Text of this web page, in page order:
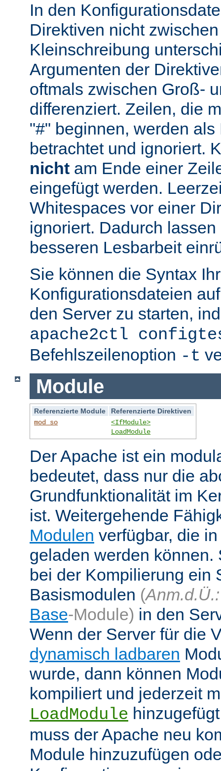
In den
Direktiven nicht
Kleinschreibung
Argumenten der
oftmals zwischen Groß-
differenziert. Zeilen, die
"#" beginnen, werden als
betrachtet und ignoriert.
nicht am Ende einer
eingefügt werden.
Whitespaces vor einer
ignoriert. Dadurch
besseren Lesbarbeit
Sie können die Syntax
Konfigurationsdateien
den Server zu starten,
apache2ctl
Befehlszeilenoption -t
Module
Referenzierte Module
Referenzierte Direktiven
mod_so
<IfModule>
LoadModule
Der Apache ist ein
bedeutet, dass nur die
Grundfunktionalität im
ist. Weitergehende
Modulen verfügbar, die
geladen werden
bei der Kompilierung ein
Basismodulen (Anm.d.Ü.:
Base-Module) in den
Wenn der Server für die
dynamisch ladbaren
wurde, dann können
kompiliert und jederzeit
LoadModule
muss der Apache neu
Module hinzuzufügen